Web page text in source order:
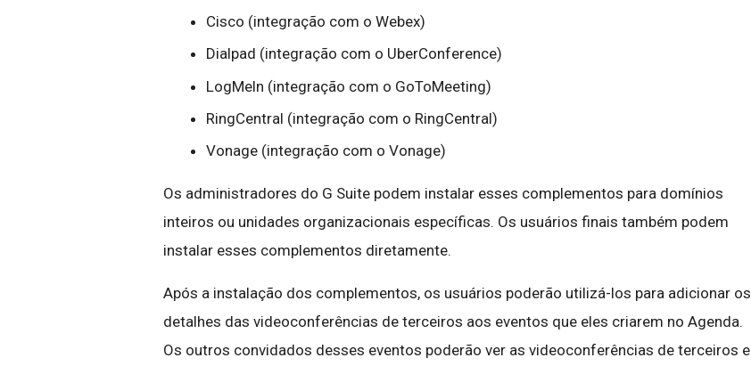
Cisco (integração com o Webex)
Dialpad (integração com o UberConference)
LogMeln (integração com o GoToMeeting)
RingCentral (integração com o RingCentral)
Vonage (integração com o Vonage)
Os administradores do G Suite podem instalar esses complementos para domínios
inteiros ou unidades organizacionais específicas. Os usuários finais também podem
instalar esses complementos diretamente.
Após a instalação dos complementos, os usuários poderão utilizá-los para adicionar os
detalhes das videoconferências de terceiros aos eventos que eles criarem no Agenda.
Os outros convidados desses eventos poderão ver as videoconferências de terceiros e